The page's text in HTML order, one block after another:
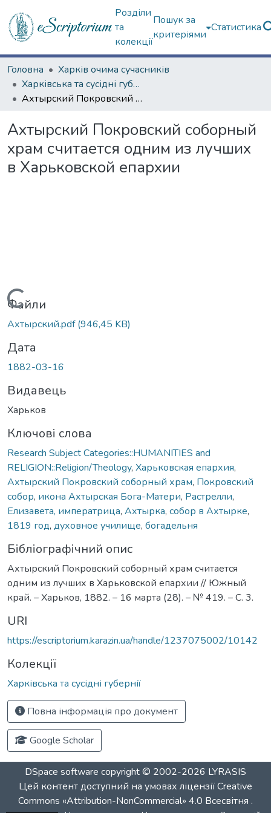
Розділи
та
колекції
Пошук за
критеріями
Статистика
Головна
Харків очима сучасників
Харківська та сусідні губернії
Ахтырский Покровский соборный храм считается одним из лучших в Харьковской епархии
Ахтырский Покровский соборный
храм считается одним из лучших
в Харьковской епархии
Вантажиться...
Файли
Ахтырский.pdf(946,45 KB)
Дата
1882-03-16
Видавець
Харьков
Ключові слова
Research Subject Categories::HUMANITIES and
RELIGION::Religion/Theology, Харьковская епархия,
Ахтырский Покровский соборный храм, Покровский
собор, икона Ахтырская Бога-Матери, Растрелли,
Елизавета, императрица, Ахтырка, собор в Ахтырке,
1819 год, духовное училище, богадельня
Бібліографічний опис
Ахтырский Покровский соборный храм считается
одним из лучших в Харьковской епархии // Южный
край. – Харьков, 1882. – 16 марта (28). – № 419. – С. 3.
URI
https://escriptorium.karazin.ua/handle/1237075002/10142
Колекції
Харківська та сусідні губернії
Повна інформація про документ
Google Scholar
DSpace software copyright © 2002-2026 LYRASIS
Цей контент доступний на умовах ліцензіїCreative
Commons «Attribution-NonCommercial» 4.0 Всесвітня .